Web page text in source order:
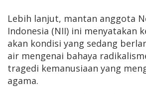
Lebih lanjut, mantan anggota
Indonesia (NII) ini menyatakan
akan kondisi yang sedang
air mengenai bahaya
tragedi kemanusiaan yang
agama.